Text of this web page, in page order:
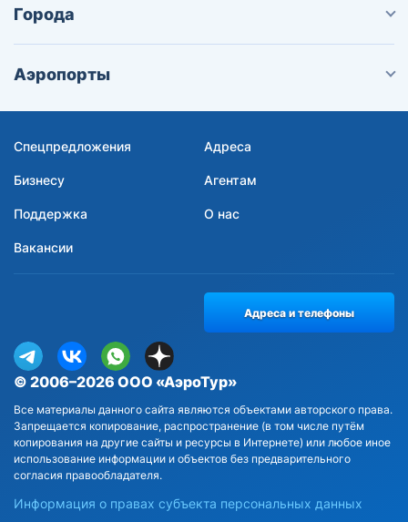
Города
Аэропорты
Спецпредложения Адреса
Бизнесу Агентам
Поддержка О нас
Вакансии
© 2006–2026 ООО «АэроТур»
Все материалы данного сайта являются объектами авторского права.
Запрещается копирование, распространение (в том числе путём
копирования на другие сайты и ресурсы в Интернете) или любое иное
использование информации и объектов без предварительного
согласия правообладателя.
Информация о правах субъекта персональных данных
Адреса и телефоны